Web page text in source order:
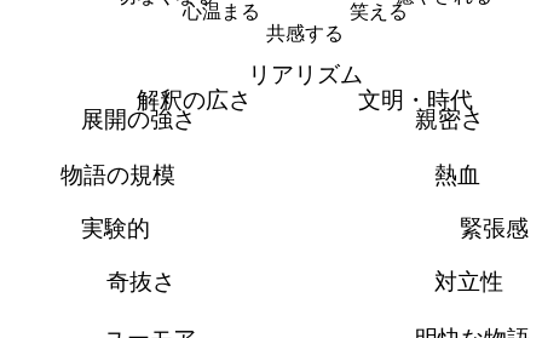
笑える
共感する
心温まる
リアリズム
文明・時代
親密さ
熱血
緊張感
対立性
奇抜さ
実験的
物語の規模
展開の強さ
解釈の広さ